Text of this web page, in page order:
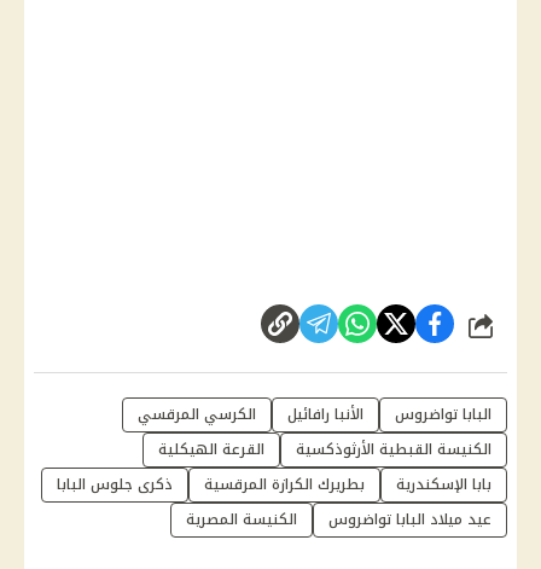
شارك
البابا تواضروس الأنبا رافائيل
الكرسي المرقسي
الكنيسة القبطية الأرثوذكسية
القرعة الهيكلية
بابا الإسكندرية
بطريرك الكرازة المرقسية
ذكرى جلوس البابا
عيد ميلاد البابا تواضروس
الكنيسة المصرية